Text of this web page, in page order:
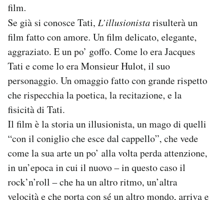
film.
Se già si conosce Tati, L’illusionistarisulterà un
film fatto con amore. Un film delicato, elegante,
aggraziato. E un po’ goffo. Come lo era Jacques
Tati e come lo era Monsieur Hulot, il suo
personaggio. Un omaggio fatto con grande rispetto
che rispecchia la poetica, la recitazione, e la
fisicità di Tati.
Il film è la storia un illusionista, un mago di quelli
“con il coniglio che esce dal cappello”, che vede
come la sua arte un po’ alla volta perda attenzione,
in un’epoca in cui il nuovo – in questo caso il
rock’n’roll – che ha un altro ritmo, un’altra
velocità e che porta con sé un altro mondo, arriva e